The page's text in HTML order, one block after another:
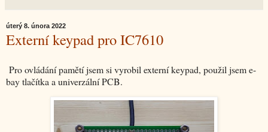
úterý 8. února 2022
Externí keypad pro IC7610
Pro ovládání pamětí jsem si vyrobil externí keypad, použil jsem e-
bay tlačítka a univerzální PCB.